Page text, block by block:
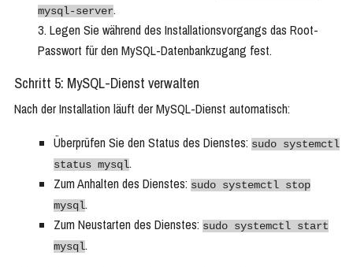
mysql-server.
Legen Sie während des Installationsvorgangs das Root-
Passwort für den MySQL-Datenbankzugang fest.
Schritt 5: MySQL-Dienst verwalten
Nach der Installation läuft der MySQL-Dienst automatisch:
Überprüfen Sie den Status des Dienstes: sudo systemctl
status mysql.
Zum Anhalten des Dienstes: sudo systemctl stop
mysql.
Zum Neustarten des Dienstes: sudo systemctl start
mysql.